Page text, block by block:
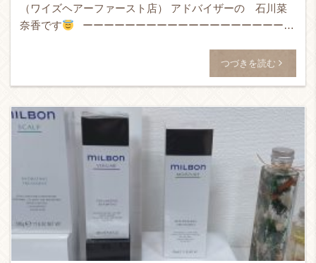
（ワイズヘアーファースト店） アドバイザーの 石川菜
奈香です
ーーーーーーーーーーーーーーーーーーーー
つづきを読む